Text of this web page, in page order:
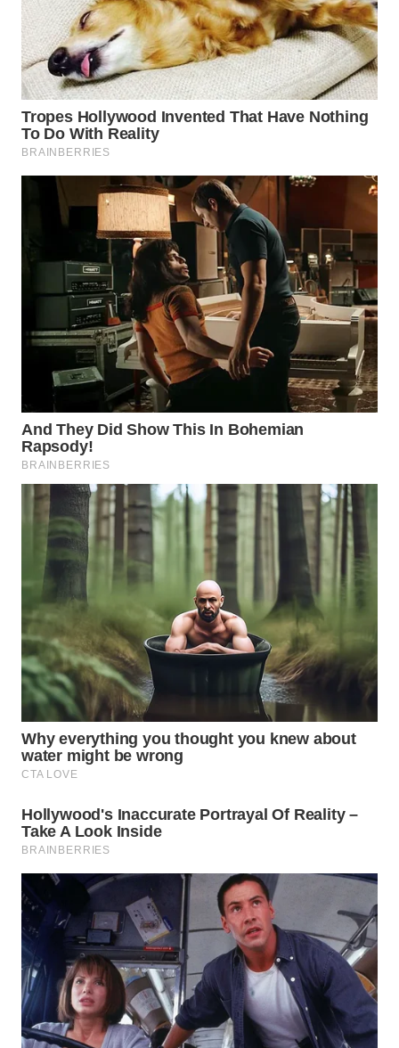
WN
KALTARA
WN
KALSEL
WN
WN
WN
GORONTALO
WN
SULUT
WN
MALUKU
WN
MALUT
WN
DAIRI
WN
TOBA
WN
WN
LANGKAT
WN
TAPANULI
WN
TANJUNG
LESUNG
WN
KARO